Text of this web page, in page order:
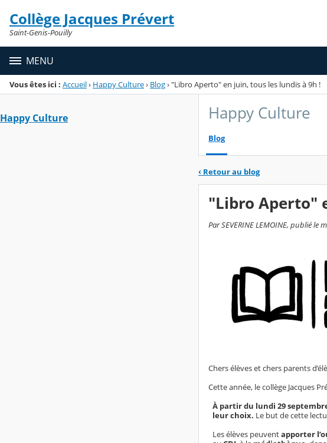
Menu de la rubrique
Contenu
Collège Jacques Prévert
Saint-Genis-Pouilly
MENU
Vous êtes ici : Accueil› Happy Culture› Blog›"Libro Aperto" en juin, tous les lundis à 9h !
Happy Culture Happy Culture
Blog
‹ Retour au blog
"Libro Aperto"
Par SEVERINE LEMOINE, publié
Chers élèves et chers parents
Cette année, le collège Jacques
À partir du lundi 29
leur choix. Le but de cette
Les élèves peuventapporter